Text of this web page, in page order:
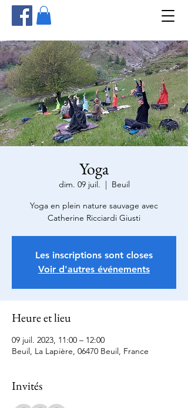
Yoga
dim. 09 juil.
  |
Beuil
Yoga en plein nature sauvage avec
Catherine Ricciardi Giusti
Les inscriptions sont closes
Voir d'autres événements
Heure et lieu
09 juil. 2023, 11:00 – 12:00
Beuil, La Lapière, 06470 Beuil, France
Invités